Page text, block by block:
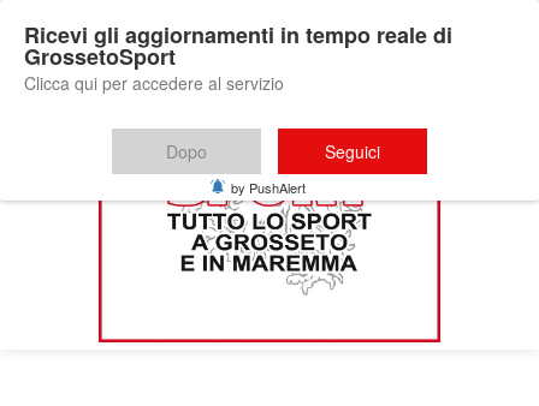
Ricevi gli aggiornamenti in tempo reale di
GrossetoSport
Clicca qui per accedere al servizio
Dopo Seguici
by PushAlert